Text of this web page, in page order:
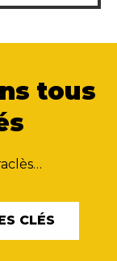
tous
CLÉS